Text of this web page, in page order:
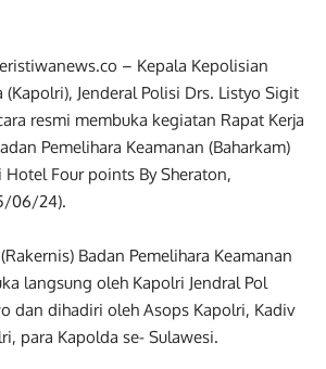
– Kepala Kepolisian
Jenderal Polisi Drs. Listyo Sigit
resmi membuka kegiatan Rapat Kerja
Pemelihara Keamanan (Baharkam)
Hotel Four points By Sheraton,
06/24).
Badan Pemelihara Keamanan
langsung oleh Kapolri Jendral Pol
dan dihadiri oleh Asops Kapolri, Kadiv
para Kapolda se- Sulawesi.